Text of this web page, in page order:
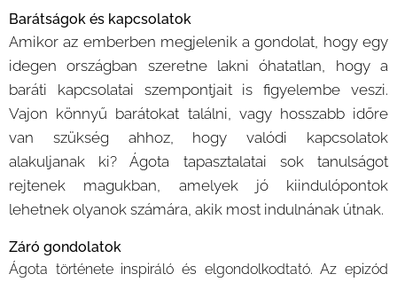
Barátságok és kapcsolatok
Amikor az emberben megjelenik a gondolat, hogy egy
idegen országban szeretne lakni óhatatlan, hogy a
baráti kapcsolatai szempontjait is figyelembe veszi.
Vajon könnyű barátokat találni, vagy hosszabb időre
van szükség ahhoz, hogy valódi kapcsolatok
alakuljanak ki? Ágota tapasztalatai sok tanulságot
rejtenek magukban, amelyek jó kiindulópontok
lehetnek olyanok számára, akik most indulnának útnak.
Záró gondolatok
Ágota története inspiráló és elgondolkodtató. Az epizód